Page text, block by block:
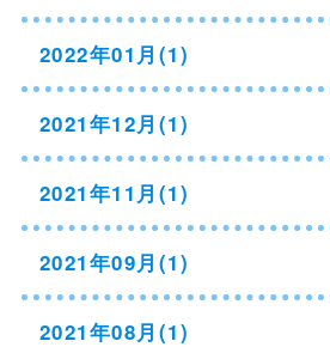
2022年01月(1)
2021年12月(1)
2021年11月(1)
2021年09月(1)
2021年08月(1)